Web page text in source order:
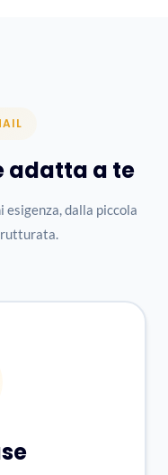
adatta a te
dalla piccola